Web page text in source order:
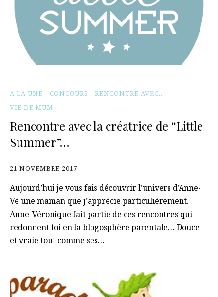
À LA UNE CONCOURS
RENCONTRE AVEC...
VIE DE MUM
Rencontre avec la créatrice de “Little
Summer”…
21 NOVEMBRE 2017
Aujourd’hui je vous fais découvrir l’univers d’Anne-
Vé une maman que j’apprécie particulièrement.
Anne-Véronique fait partie de ces rencontres qui
redonnent foi en la blogosphère parentale… Douce
et vraie tout comme ses…